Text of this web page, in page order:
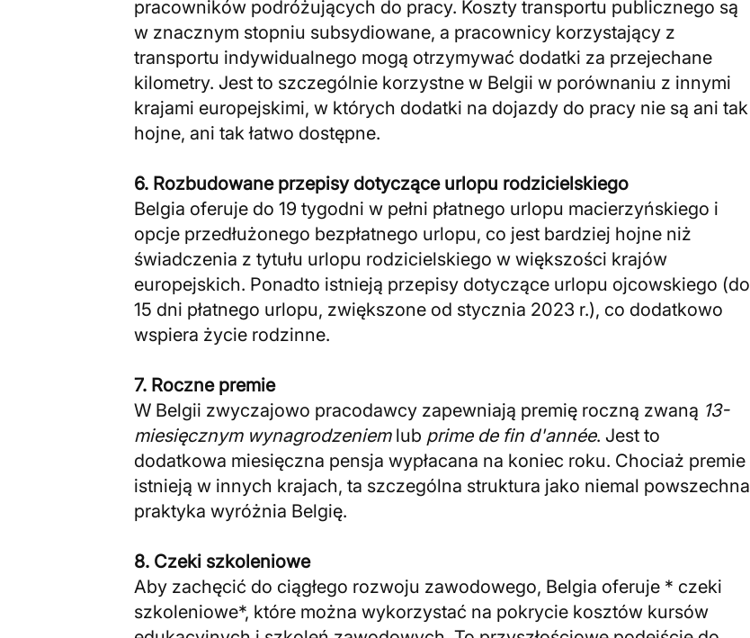
pracowników podróżujących do pracy. Koszty transportu publicznego są
w znacznym stopniu subsydiowane, a pracownicy korzystający z
transportu indywidualnego mogą otrzymywać dodatki za przejechane
kilometry. Jest to szczególnie korzystne w Belgii w porównaniu z innymi
krajami europejskimi, w których dodatki na dojazdy do pracy nie są ani tak
hojne, ani tak łatwo dostępne.
6. Rozbudowane przepisy dotyczące urlopu rodzicielskiego
Belgia oferuje do 19 tygodni w pełni płatnego urlopu macierzyńskiego i
opcje przedłużonego bezpłatnego urlopu, co jest bardziej hojne niż
świadczenia z tytułu urlopu rodzicielskiego w większości krajów
europejskich. Ponadto istnieją przepisy dotyczące urlopu ojcowskiego (do
15 dni płatnego urlopu, zwiększone od stycznia 2023 r.), co dodatkowo
wspiera życie rodzinne.
7. Roczne premie
W Belgii zwyczajowo pracodawcy zapewniają premię roczną zwaną 13-
miesięcznym wynagrodzeniemlub prime de fin d'année. Jest to
dodatkowa miesięczna pensja wypłacana na koniec roku. Chociaż premie
istnieją w innych krajach, ta szczególna struktura jako niemal powszechna
praktyka wyróżnia Belgię.
8. Czeki szkoleniowe
Aby zachęcić do ciągłego rozwoju zawodowego, Belgia oferuje * czeki
szkoleniowe*, które można wykorzystać na pokrycie kosztów kursów